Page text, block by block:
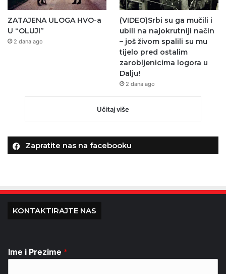
ZATAJENA ULOGA HVO-a
U “OLUJI”
2 dana ago
(VIDEO)Srbi su ga mučili i
ubili na najokrutniji način
– još živom spalili su mu
tijelo pred ostalim
zarobljenicima logora u
Dalju!
2 dana ago
Učitaj više
Zapratite nas na facebooku
KONTAKTIRAJTE NAS
Ime i Prezime *